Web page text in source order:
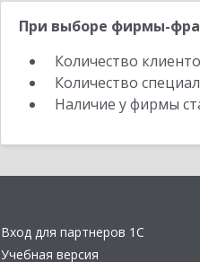
При выборе фирмы-
Количество
Количество
Наличие у фирмы
Вход для партнеров 1С
Учебная версия